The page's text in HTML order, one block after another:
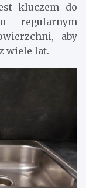
kluczem do
regularnym
aby
wiele lat.